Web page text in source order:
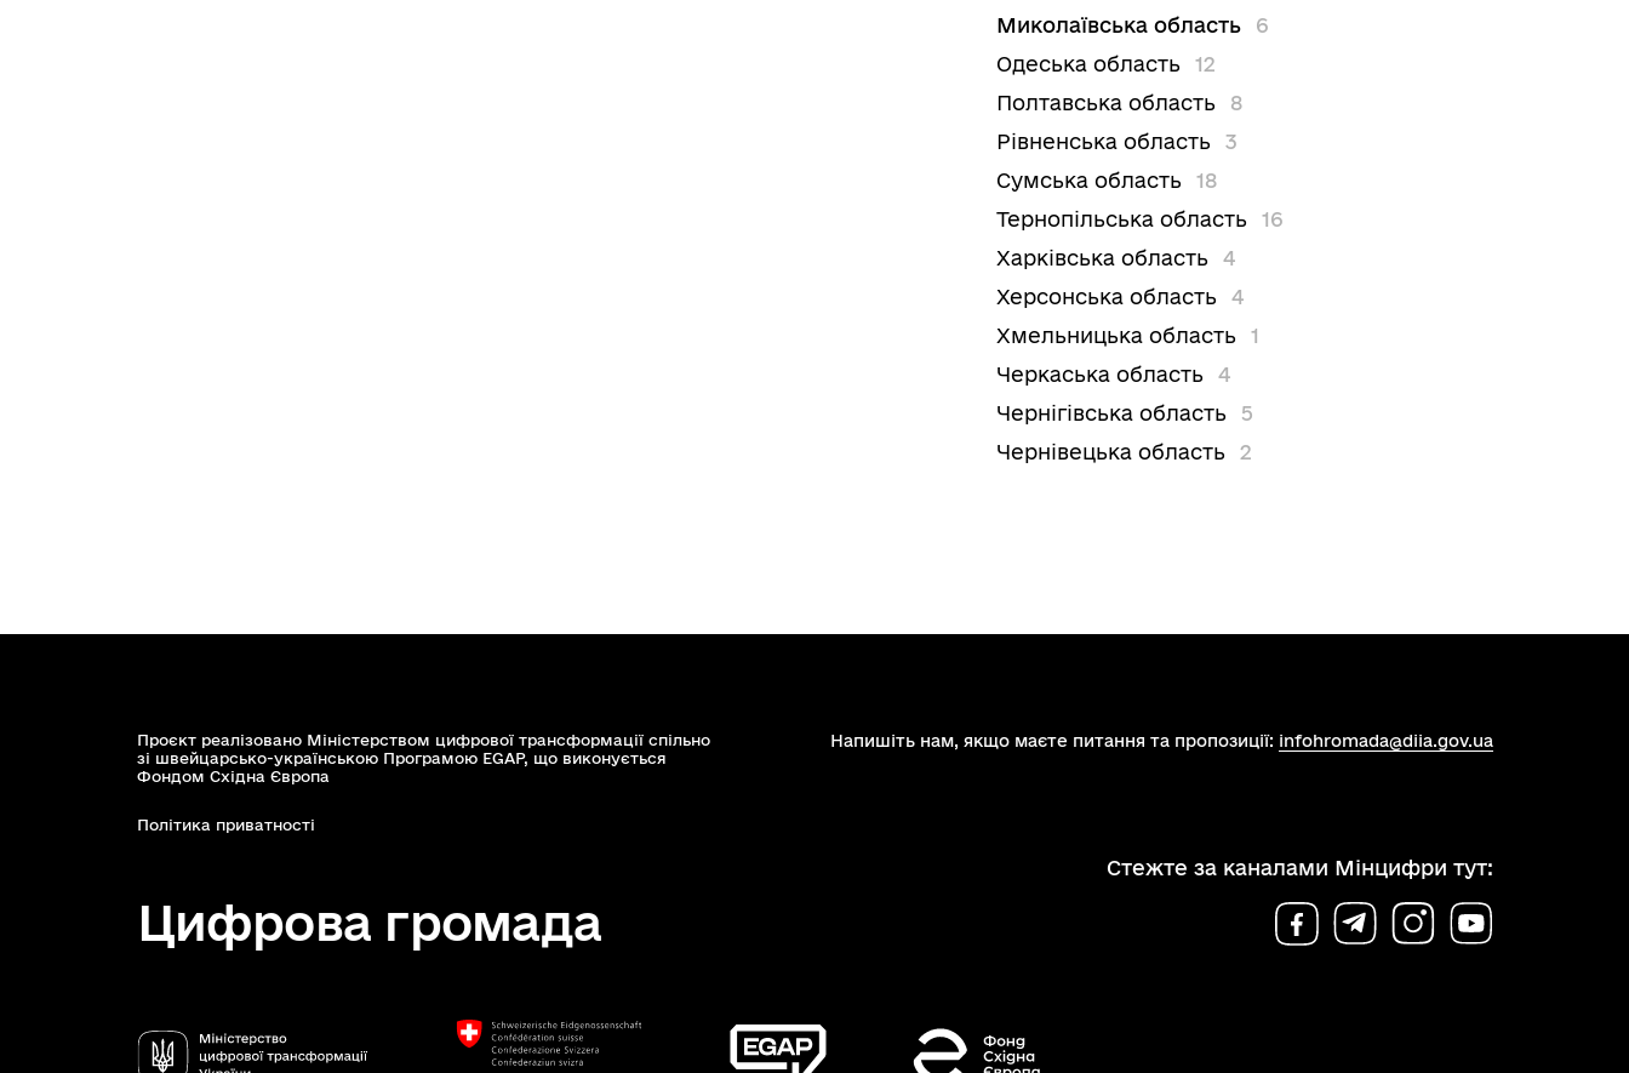
Миколаївська область
6
Одеська область
12
Полтавська область
8
Рівненська область
3
Сумська область
18
Тернопільська область
16
Харківська область
4
Херсонська область
4
Хмельницька область
1
Черкаська область
4
Чернігівська область
5
Чернівецька область
2
Проєкт реалізовано Міністерством цифрової трансформації спільно
зі швейцарсько-українською Програмою EGAP, що виконується
Фондом Східна Європа
Політика приватності
Цифрова громада
Напишіть нам, якщо маєте питання та пропозиції: infohromada@diia.gov.ua
Стежте за каналами Мінцифри тут: